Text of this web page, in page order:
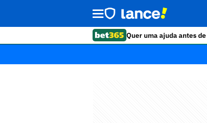
Quer uma ajuda antes